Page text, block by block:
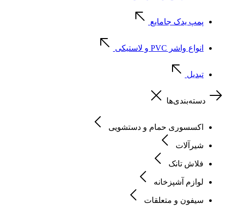
پمپ یدک جامایع
انواع واشر PVC و لاستیکی
تبدیل
دسته‌بندی‌ها
اکسسوری حمام و دستشویی
شیرآلات
فلاش تانک
لوازم آشپزخانه
سیفون و متعلقات